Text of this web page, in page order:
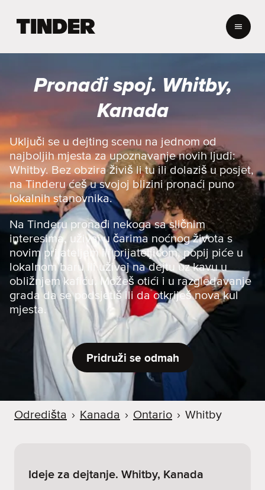
e
r
a
l
o
v
n
i
c
a
Pronađi spoj. Whitby,
Kanada
Uključi se u dejting scenu na jednom od
najboljih mjesta za upoznavanje novih ljudi:
Whitby. Bez obzira živiš li tu ili dolaziš u posjet,
na Tinderu ćeš u svojoj blizini pronaći puno
lokalnih stanovnika.
Na Tinderu pronađi nekoga sa sličnim
interesima, uživaj u čarima noćnog života s
novim prijateljem ili prijateljicom, popij piće u
lokalnom baru ili uživaj na dejtu uz kavu u
obližnjem kafiću. Možeš otići i u razgledavanje
grada da se podsjetiš ili da otkriješ nova kul
mjesta.
Pridruži se odmah
Odredišta › Kanada › Ontario › Whitby
Ideje za dejtanje. Whitby, Kanada